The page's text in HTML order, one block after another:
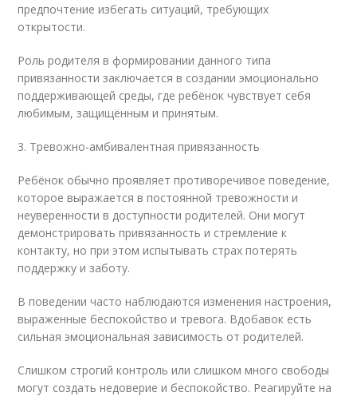
предпочтение избегать ситуаций, требующих
открытости.
Роль родителя в формировании данного типа
привязанности заключается в создании эмоционально
поддерживающей среды, где ребёнок чувствует себя
любимым, защищённым и принятым.
3. Тревожно-амбивалентная привязанность
Ребёнок обычно проявляет противоречивое поведение,
которое выражается в постоянной тревожности и
неуверенности в доступности родителей. Они могут
демонстрировать привязанность и стремление к
контакту, но при этом испытывать страх потерять
поддержку и заботу.
В поведении часто наблюдаются изменения настроения,
выраженные беспокойство и тревога. Вдобавок есть
сильная эмоциональная зависимость от родителей.
Слишком строгий контроль или слишком много свободы
могут создать недоверие и беспокойство. Реагируйте на